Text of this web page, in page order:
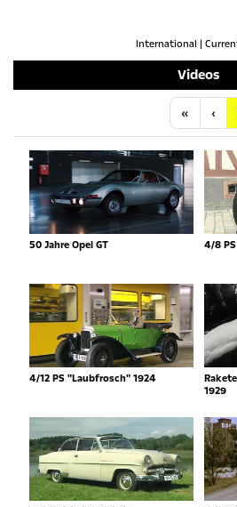
International |
Videos
« Anfang
‹
50 Jahre Opel GT 4/8
4/12 PS "Laubfrosch" 1924
1929